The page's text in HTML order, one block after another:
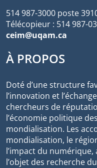
514 987-3000 poste
Télécopieur : 514 987-
ceim@uqam.ca
À PROPOS
Doté d’une structure
l’innovation et
chercheurs de
l’économie politique
mondialisation. Les
mondialisation, le
l’impact du
l’objet des recherche